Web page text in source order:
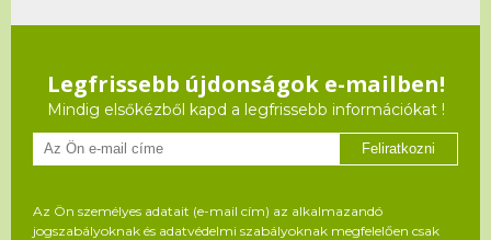
Legfrissebb újdonságok e-mailben!
Mindig elsőkézből kapd a legfrissebb információkat !
Feliratkozni
Az Ön személyes adatait (e-mail cím) az alkalmazandó
jogszabályoknak és adatvédelmi szabályoknak megfelelően csak